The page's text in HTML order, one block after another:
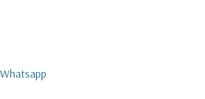
Whatsapp